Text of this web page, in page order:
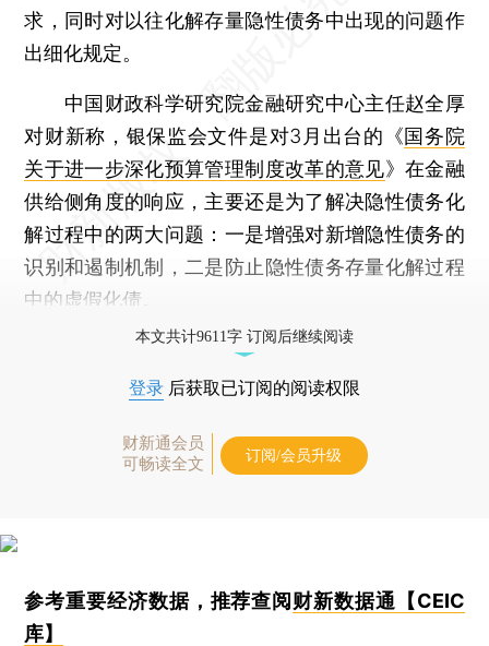
求，同时对以往化解存量隐性债务中出现的问题作
出细化规定。
中国财政科学研究院金融研究中心主任赵全厚
对财新称，银保监会文件是对3月出台的《国务院
关于进一步深化预算管理制度改革的意见》在金融
供给侧角度的响应，主要还是为了解决隐性债务化
解过程中的两大问题：一是增强对新增隐性债务的
识别和遏制机制，二是防止隐性债务存量化解过程
中的虚假化债。
本文共计9611字 订阅后继续阅读
登录 后获取已订阅的阅读权限
财新通会员
可畅读全文
订阅/会员升级
参考重要经济数据，推荐查阅 财新数据通【CEIC
库】